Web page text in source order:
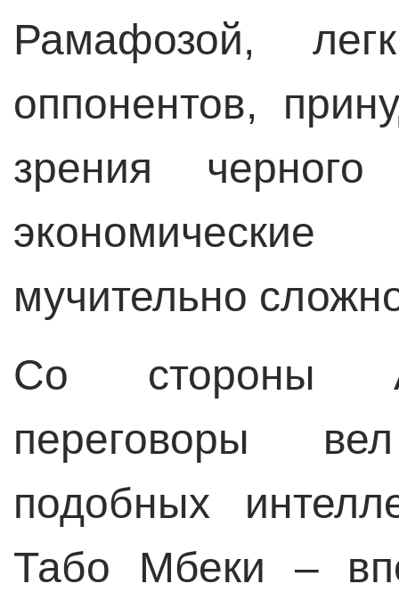
Рамафозой,
оппонентов,
зрения
мучительно
Со стороны
переговоры
подобных
Табо Мбеки –